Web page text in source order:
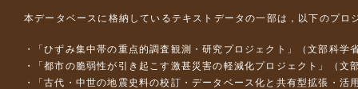
本データベースに格納しているテキストデータの一部は，以下のプロ
「ひずみ集中帯の重点的調査観測・研究プロジェクト」（文部科
「都市の脆弱性が引き起こす激甚災害の軽減化プロジェクト」（
「古代・中世の地震史料の校訂・データベース化と共有型拡張・